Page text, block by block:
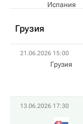
Испания
Грузия
21.06.2026 15:00
Грузия
13.06.2026 17:30